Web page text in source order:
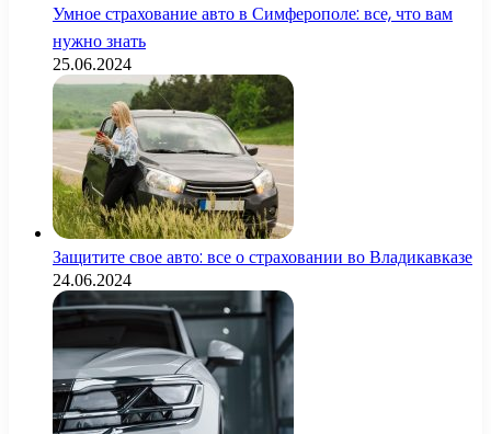
Умное страхование авто в Симферополе: все, что вам
нужно знать
25.06.2024
Защитите свое авто: все о страховании во Владикавказе
24.06.2024